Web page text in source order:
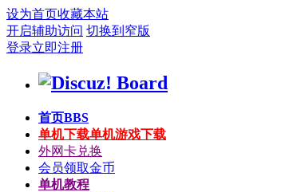
设为首页收藏本站
开启辅助访问 切换到窄版
登录立即注册
首页BBS
单机下载单机游戏下载
外网卡兑换
会员领取金币
单机教程